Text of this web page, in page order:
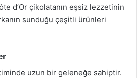
d’Or çikolatanın eşsiz lezzetinin
sunduğu çeşitli ürünleri
uzun bir geleneğe sahiptir.